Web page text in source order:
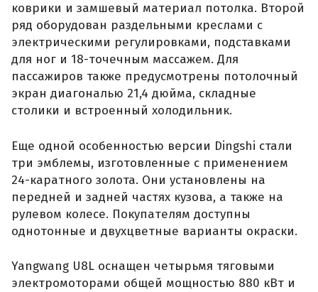
коврики и замшевый материал потолка. Второй
ряд оборудован раздельными креслами с
электрическими регулировками, подставками
для ног и 18-точечным массажем. Для
пассажиров также предусмотрены потолочный
экран диагональю 21,4 дюйма, складные
столики и встроенный холодильник.
Еще одной особенностью версии Dingshi стали
три эмблемы, изготовленные с применением
24-каратного золота. Они установлены на
передней и задней частях кузова, а также на
рулевом колесе. Покупателям доступны
однотонные и двухцветные варианты окраски.
Yangwang U8L оснащен четырьмя тяговыми
электромоторами общей мощностью 880 кВт и